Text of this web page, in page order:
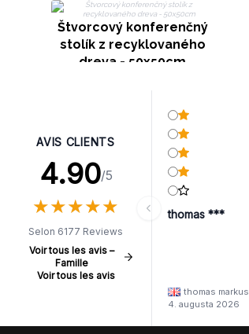
Štvorcový konferenčný
stolík z recyklovaného
dreva - 50x50cm
AVIS CLIENTS
4.90/5
★★★★★
★★★★★
Selon 6177 Reviews
Voir tous les avis –
Famille
Voir tous les avis
thomas ***
thomas markus
4. augusta 2026